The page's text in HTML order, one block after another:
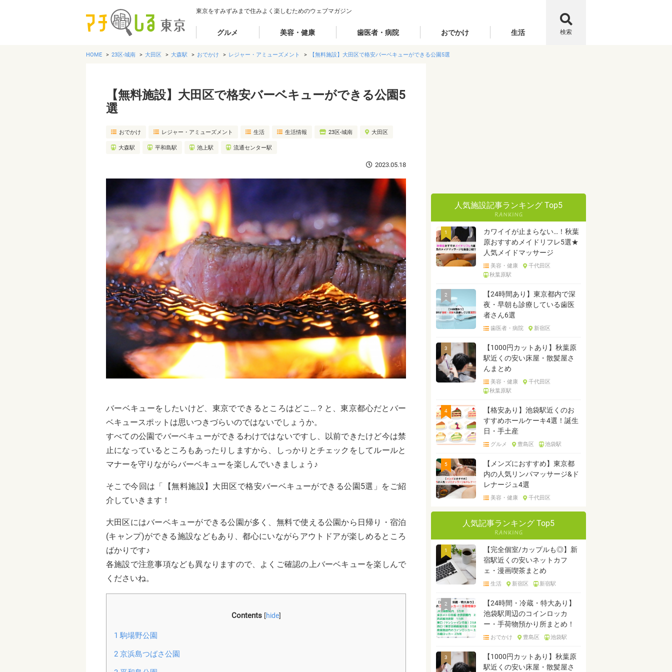
東京をすみずみまで住みよく楽しむためのウェブマガジン
グルメ 美容・健康 歯医者・病院 おでかけ 生活 検索
HOME 23区-城南 大田区 大森駅 おでかけ レジャー・アミューズメント 【無料施設】大田区で格安バーベキューができる公園5選
【無料施設】大田区で格安バーベキューができる公園5
選
おでかけ レジャー・アミューズメント 生活 生活情報 23区-城南 大田区
大森駅 平和島駅 池上駅 流通センター駅
2023.05.18
バーベキューをしたいけど、東京でできるところはどこ…？と、東京都心だとバー
ベキュースポットは思いつきづらいのではないでしょうか。
すべての公園でバーベキューができるわけではないですし、以前できたけど今は禁
止になっているところもあったりしますから、しっかりとチェックをしてルールと
マナーを守りながらバーベキューを楽しんでいきましょう♪
そこで今回は「【無料施設】大田区で格安バーベキューができる公園5選」をご紹
介していきます！
大田区にはバーベキューができる公園が多く、無料で使える公園から日帰り・宿泊
(キャンプ)ができる施設などもあり、都心にいながらアウトドアが楽しめるところ
ばかりです♪
各施設で注意事項なども異なりますので、よくご確認の上バーベキューを楽しんで
くださいね。
Contents [hide]
1 駒場野公園
2京浜島つばさ公園
人気施設記事ランキング Top5
1
カワイイが止まらない…！秋葉
原おすすめメイドリフレ5選★
人気メイドマッサージ
美容・健康
千代田区
秋葉原駅
2
【24時間あり】東京都内で深
夜・早朝も診療している歯医
者さん6選
歯医者・病院 新宿区
3
【1000円カットあり】秋葉原
駅近くの安い床屋・散髪屋さ
んまとめ
美容・健康
千代田区
秋葉原駅
4
【格安あり】池袋駅近くのお
すすめホールケーキ4選！誕生
日・手土産
グルメ 豊島区 池袋駅
5
【メンズにおすすめ】東京都
内の人気リンパマッサージ&ド
レナージュ4選
美容・健康 千代田区
人気記事ランキング Top5
1
【完全個室/カップルも◎】新
宿駅近くの安いネットカフ
ェ・漫画喫茶まとめ
生活 新宿区 新宿駅
2
【24時間・冷蔵・特大あり】
池袋駅周辺のコインロッカ
ー・手荷物預かり所まとめ！
おでかけ 豊島区 池袋駅
3
【1000円カットあり】秋葉原
駅近くの安い床屋・散髪屋さ